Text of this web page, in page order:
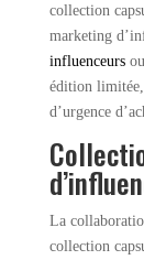
collection
marketing
influenceursou
édition limitée,
d’urgence
La
collection